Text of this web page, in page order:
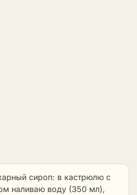
сироп: в кастрюлю с
наливаю воду (350 мл),